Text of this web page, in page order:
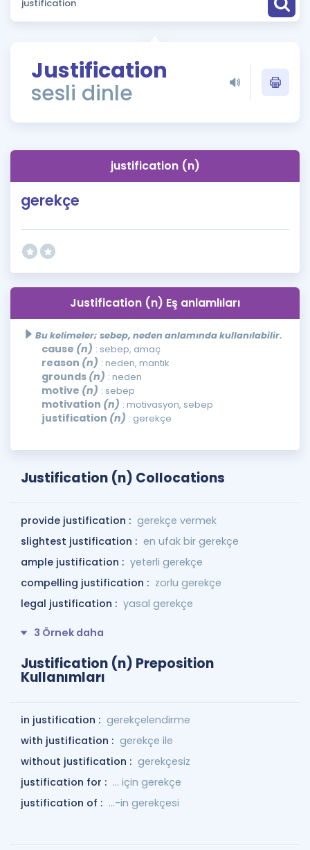
ÖSYM Sınav Takvimi
Kampanyalar
İngilizce Gramer
Justification
sesli dinle
justification (n)
gerekçe
Justification (n) Eş anlamlıları
Bu kelimeler; sebep, neden anlamında kullanılabilir.
cause (n) : sebep, amaç
reason (n) : neden, mantık
grounds (n) : neden
motive (n) : sebep
motivation (n) : motivasyon, sebep
justification (n) : gerekçe
Justification (n) Collocations
provide justification : gerekçe vermek
slightest justification : en ufak bir gerekçe
ample justification : yeterli gerekçe
compelling justification : zorlu gerekçe
legal justification : yasal gerekçe
3 Örnek daha
Justification (n) Preposition
Kullanımları
in justification : gerekçelendirme
with justification : gerekçe ile
without justification : gerekçesiz
justification for : ... için gerekçe
justification of : ...-in gerekçesi